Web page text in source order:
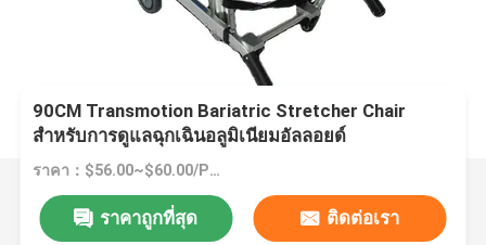
90CM Transmotion Bariatric Stretcher Chair
สำหรับการดูแลฉุกเฉินอลูมิเนียมอัลลอยด์
ราคา：$56.00~$60.00/Pieces 1-29 Pieces
ราคาถูกที่สุด ติดต่อเรา